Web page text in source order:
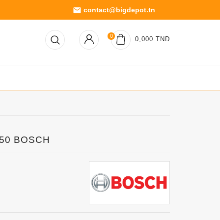
email contact@bigdepot.tn
0 0,000 TND
BOSCH